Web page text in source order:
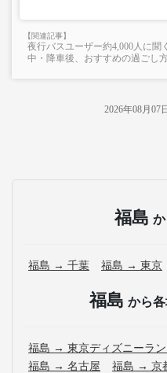
夜行バスユーザー約4,000人に聞
中・降車後、おすすめの過ごし
2026年08月07
福島
福島 → 千葉 福島 → 東京
福島 から
福島 → 東京ディズニーラ
福島 → 名古屋
福島 → 京